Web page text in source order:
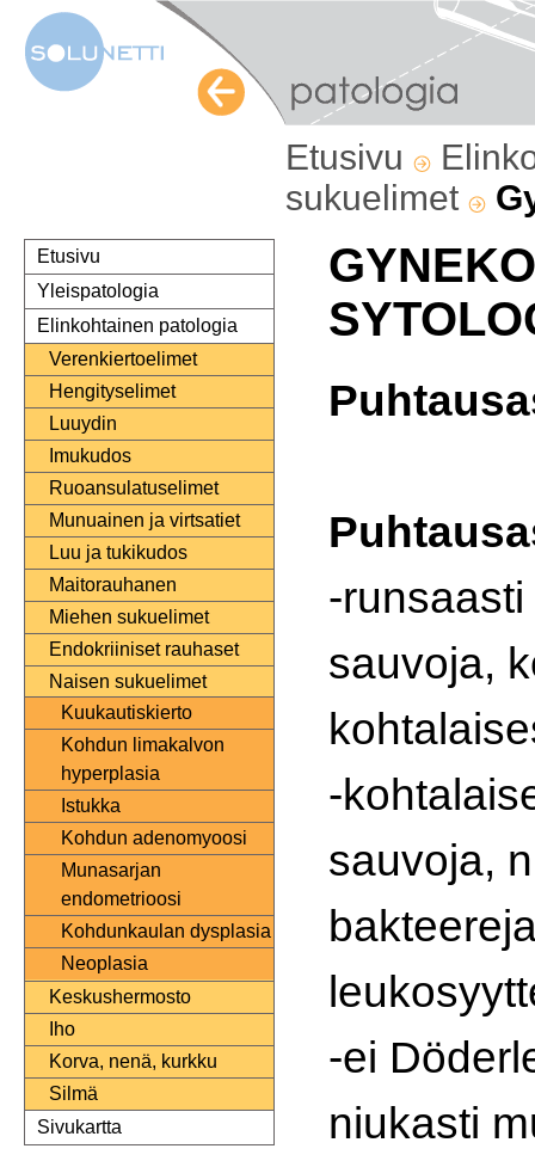
Etusivu
sukuelimet
Etusivu
Yleispatologia
Elinkohtainen patologia
Verenkiertoelimet
Hengityselimet
Luuydin
Imukudos
Ruoansulatuselimet
Munuainen ja virtsatiet
Luu ja tukikudos
Maitorauhanen
Miehen sukuelimet
Endokriiniset rauhaset
Naisen sukuelimet
Kuukautiskierto
Kohdun limakalvon
hyperplasia
Istukka
Kohdun adenomyoosi
Munasarjan
endometrioosi
Kohdunkaulan dysplasia
Neoplasia
Keskushermosto
Iho
Korva, nenä, kurkku
Silmä
Sivukartta
-
sauvoja,
-
sauvoja,
-ei
niukasti